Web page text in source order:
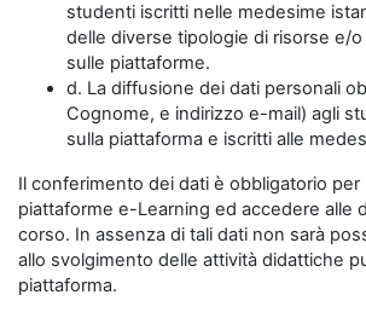
studenti iscritti nelle medesime
delle diverse tipologie di risorse e/
sulle piattaforme.
d. La diffusione dei dati personali
Cognome, e indirizzo e-mail) agli
sulla piattaforma e iscritti alle
Il conferimento dei dati è obbligatorio per
piattaforme e-Learning ed accedere alle
corso. In assenza di tali dati non sarà
allo svolgimento delle attività didattiche
piattaforma.